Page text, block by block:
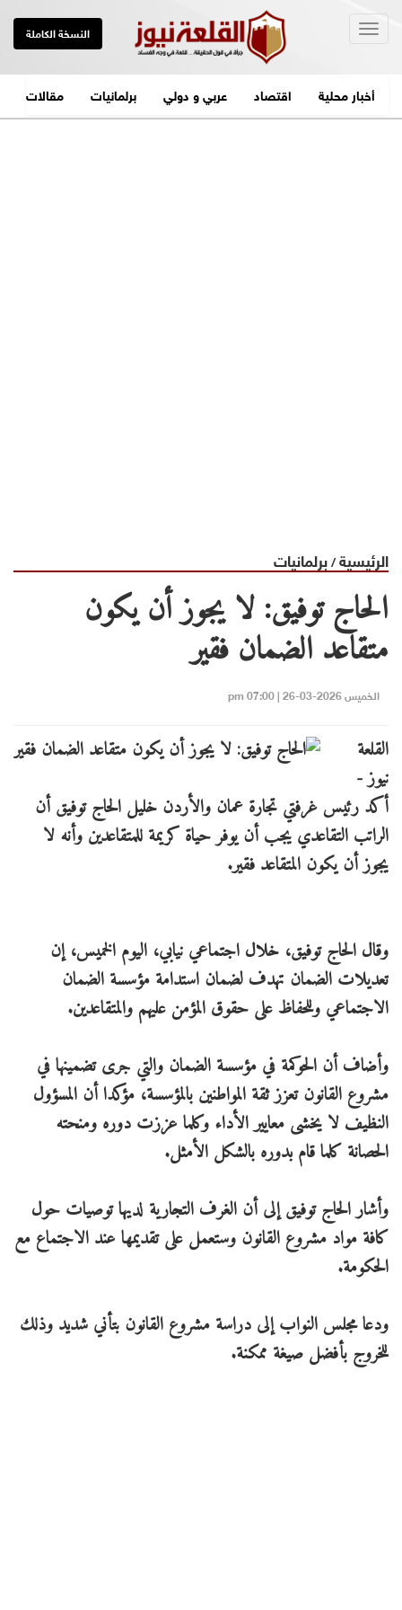
النسخة الكاملة
أخبار محلية اقتصاد عربي و دولي برلمانيات مقالات
الرئيسية/برلمانيات
الحاج توفيق: لا يجوز أن يكون
متقاعد الضمان فقير
الخميس 2026-03-26 | 07:00 pm
القلعة
نيوز -
أكد رئيس غرفتي تجارة عمان والأردن خليل الحاج توفيق أن
الراتب التقاعدي يجب أن يوفر حياة كريمة للمتقاعدين وأنه لا
يجوز أن يكون المتقاعد فقير.
وقال الحاج توفيق، خلال اجتماعي نيابي، اليوم الخميس، إن
تعديلات الضمان تهدف لضمان استدامة مؤسسة الضمان
الاجتماعي وللحفاظ على حقوق المؤمن عليهم والمتقاعدين.
وأضاف أن الحوكمة في مؤسسة الضمان والتي جرى تضمينها في
مشروع القانون تعزز ثقة المواطنين بالمؤسسة، مؤكدا أن المسؤول
النظيف لا يخشى معايير الأداء وكلما عززت دوره ومنحته
الحصانة كلما قام بدوره بالشكل الأمثل.
وأشار الحاج توفيق إلى أن الغرف التجارية لديها توصيات حول
كافة مواد مشروع القانون وستعمل على تقديمها عند الاجتماع مع
الحكومة.
ودعا مجلس النواب إلى دراسة مشروع القانون بتأني شديد وذلك
للخروج بأفضل صيغة ممكنة.